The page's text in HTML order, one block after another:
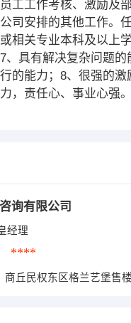
工工作考核、激励及
司安排的其他工作。任
相关专业本科及以上
、具有解决复杂问题
的能力；8、很强的激
，责任心、事业心强
询有限公司
经理
****
商丘民权东区格兰艺堡售